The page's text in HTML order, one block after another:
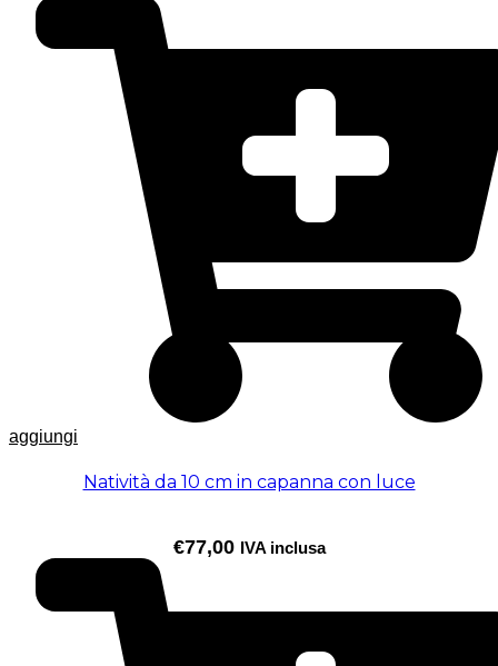
aggiungi
Natività da 10 cm in capanna con luce
€77,00 IVA inclusa